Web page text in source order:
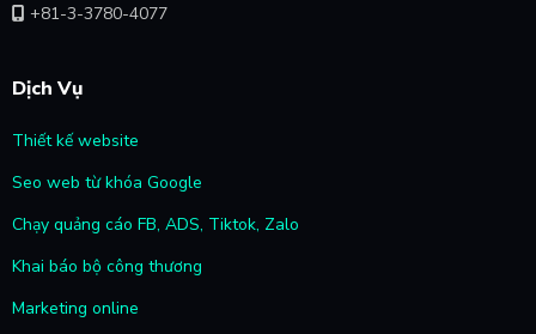
Dịch Vụ
Thiết kế website
Seo web từ khóa Google
Chạy quảng cáo FB, ADS, Tiktok, Zalo
Khai báo bộ công thương
Marketing online
+81-3-3780-4077